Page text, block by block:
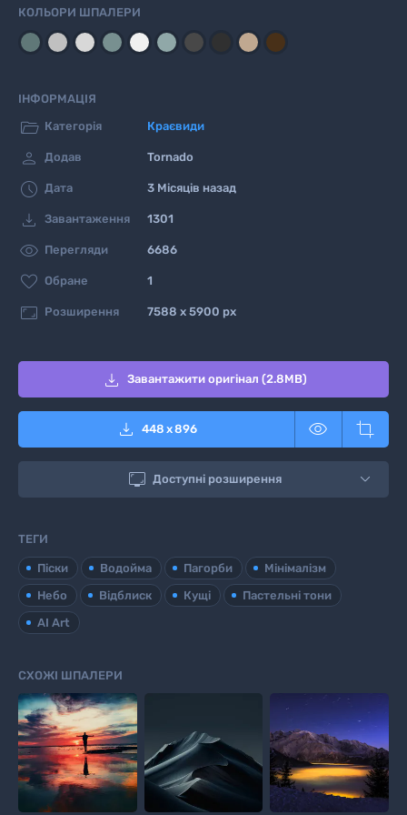
КОЛЬОРИ ШПАЛЕРИ
ІНФОРМАЦІЯ
 Категорія Краєвиди
 Додав Tornado
 Дата 3 Місяців назад
 Завантаження 1301
 Перегляди 6686
 Обране 1
 Розширення 7588 x 5900 px
 Завантажити оригінал (2.8MB)
 448 x896  
 Доступні розширення
ТЕГИ
Піски Водойма Пагорби
Мінімалізм
Небо
Відблиск Кущі
Пастельні тони
AI Art
СХОЖІ ШПАЛЕРИ